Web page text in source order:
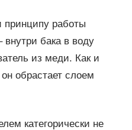
работы
внутри бака в воду
из меди. Как и
обрастает слоем
категорически не